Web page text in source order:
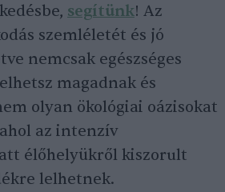
segítünk! Az
szemléletét és jó
nemcsak egészséges
magadnak és
olyan ökológiai oázisokat
az intenzív
élőhelyükről kiszorult
lelhetnek.